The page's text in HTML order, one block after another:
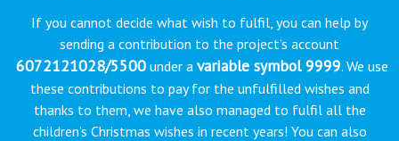
If you cannot decide what wish to fulfil, you can help by
sending a contribution to the project’s account
6072121028/5500under a variable symbol 9999. We use
these contributions to pay for the unfulfilled wishes and
thanks to them, we have also managed to fulfil all the
children’s Christmas wishes in recent years! You can also